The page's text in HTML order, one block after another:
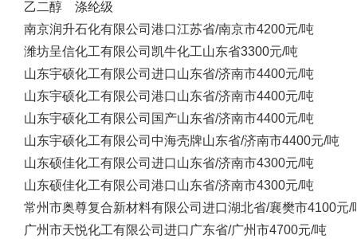
乙二醇 涤纶级
南京润升石化有限公司 港口江苏省/南京市4200元/吨
潍坊呈信化工有限公司 凯牛化工山东省3300元/吨
山东宇硕化工有限公司 进口山东省/济南市4400元/吨
山东宇硕化工有限公司 港口山东省/济南市4400元/吨
山东宇硕化工有限公司 国产山东省/济南市4400元/吨
山东宇硕化工有限公司 中海壳牌山东省/济南市4400元/吨
山东硕佳化工有限公司 进口山东省/济南市4300元/吨
山东硕佳化工有限公司 港口山东省/济南市4300元/吨
常州市奥尊复合新材料有限公司 进口湖北省/襄樊市4100元/
广州市天悦化工有限公司 进口 广东省/广州市4700元/吨